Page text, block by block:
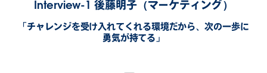
Interview-1 後藤明子（マーケティング）
「チャレンジを受け入れてくれる環境だから、次の一歩に
勇気が持てる」